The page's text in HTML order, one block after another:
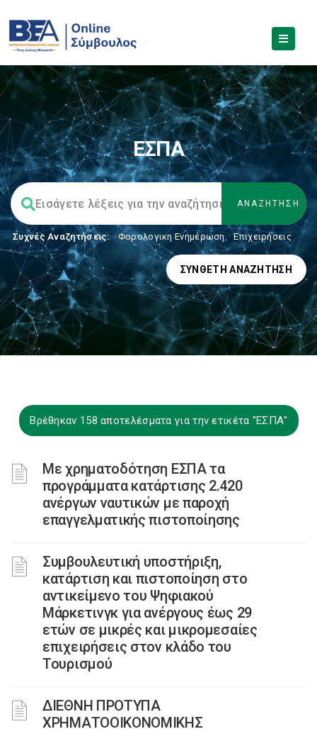
ΕΣΠΑ
Συχνές Αναζητήσεις: Φορολογικη Ενημέρωση, Επιχειρήσεις
ΣΎΝΘΕΤΗ ΑΝΑΖΉΤΗΣΗ
Βρέθηκαν 158 αποτελέσματα για την ετικέτα "ΕΣΠΑ"
Με χρηματοδότηση ΕΣΠΑ τα
προγράμματα κατάρτισης 2.420
ανέργων ναυτικών με παροχή
επαγγελματικής πιστοποίησης
Συμβουλευτική υποστήριξη,
κατάρτιση και πιστοποίηση στο
αντικείμενο του Ψηφιακού
Μάρκετινγκ για ανέργους έως 29
ετών σε μικρές και μικρομεσαίες
επιχειρήσεις στον κλάδο του
Τουρισμού
ΔΙΕΘΝΗ ΠΡΟΤΥΠΑ
ΧΡΗΜΑΤΟΟΙΚΟΝΟΜΙΚΗΣ